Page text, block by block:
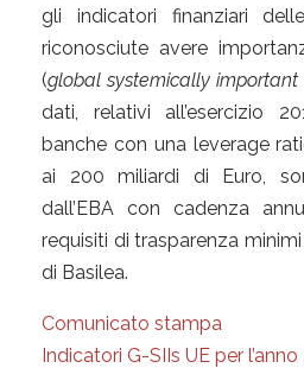
gli indicatori finanziari
riconosciute avere
(global systemically important
dati, relativi all’esercizio
banche con una leverage
ai 200 miliardi di Euro,
dall’EBA con cadenza
requisiti di trasparenza
di Basilea.
Comunicato stampa
Indicatori G-SIIs UE per l’anno